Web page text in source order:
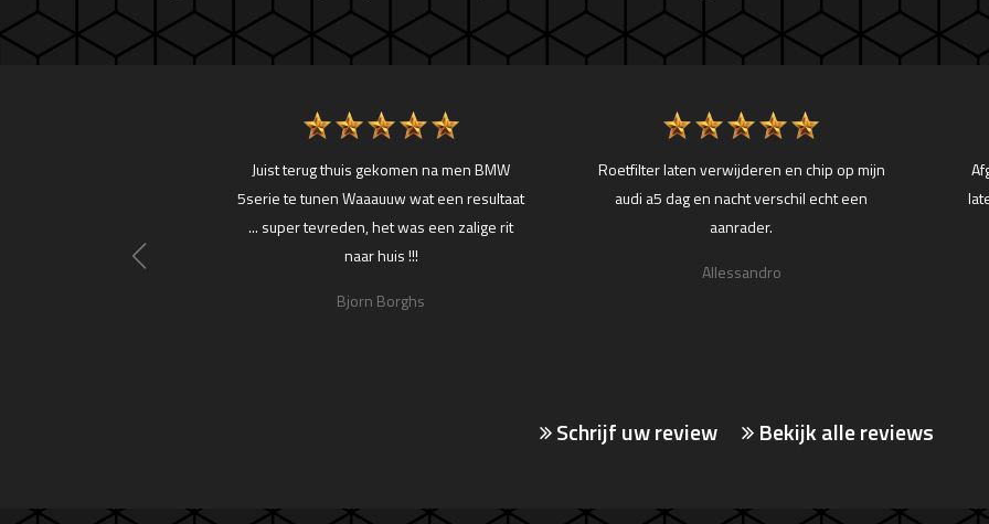
Juist terug thuis gekomen na men BMW
5serie te tunen Waaauuw wat een resultaat
... super tevreden, het was een zalige rit
naar huis !!!
Bjorn Borghs
Roetfilter laten verwijderen en chip op mijn
audi a5 dag en nacht verschil echt een
aanrader.
Allessandro
Schrijf uw review Bekijk alle reviews